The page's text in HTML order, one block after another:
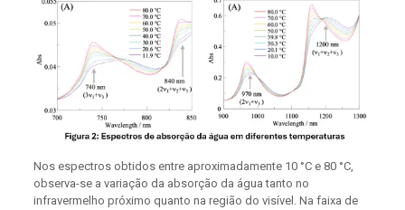
Nos espectros obtidos entre aproximadamente 10 °C e 80 °C,
observa-se a variação da absorção da água tanto no
infravermelho próximo quanto na região do visível. Na faixa de